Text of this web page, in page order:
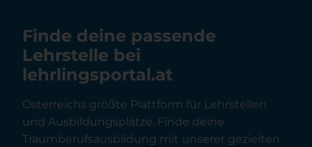
Finde deine passende
Lehrstelle bei
lehrlingsportal.at
Österreichs größte Plattform für Lehrstellen
und Ausbildungsplätze. Finde deine
Traumberufsausbildung mit unserer gezielten